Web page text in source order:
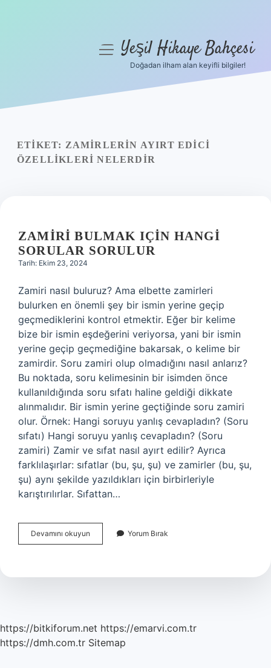
Yasal Uyarı
menüyüYeşil Hikaye Bahçesi
Doğadan ilham alan keyifli bilgiler!
ETIKET: ZAMIRLERIN AYIRT EDICI
ÖZELLIKLERI NELERDIR
ZAMIRI BULMAK IÇIN HANGI
SORULAR SORULUR
Tarih: Ekim 23, 2024
Zamiri nasıl buluruz? Ama elbette zamirleri
bulurken en önemli şey bir ismin yerine geçip
geçmediklerini kontrol etmektir. Eğer bir kelime
bize bir ismin eşdeğerini veriyorsa, yani bir ismin
yerine geçip geçmediğine bakarsak, o kelime bir
zamirdir. Soru zamiri olup olmadığını nasıl anlarız?
Bu noktada, soru kelimesinin bir isimden önce
kullanıldığında soru sıfatı haline geldiği dikkate
alınmalıdır. Bir ismin yerine geçtiğinde soru zamiri
olur. Örnek: Hangi soruyu yanlış cevapladın? (Soru
sıfatı) Hangi soruyu yanlış cevapladın? (Soru
zamiri) Zamir ve sıfat nasıl ayırt edilir? Ayrıca
farklılaşırlar: sıfatlar (bu, şu, şu) ve zamirler (bu, şu,
şu) aynı şekilde yazıldıkları için birbirleriyle
karıştırılırlar. Sıfattan…
Devamını okuyun
Bulmak
Sorular
Yorum Bırak
https://bitkiforum.net https://emarvi.com.tr
https://dmh.com.tr Sitemap